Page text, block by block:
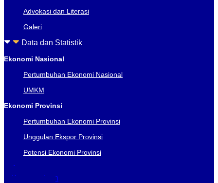
Advokasi dan Literasi
Galeri
Data dan Statistik
Ekonomi Nasional
Pertumbuhan Ekonomi Nasional
UMKM
Ekonomi Provinsi
Pertumbuhan Ekonomi Provinsi
Unggulan Ekspor Provinsi
Potensi Ekonomi Provinsi
Acara
Keanggotaan